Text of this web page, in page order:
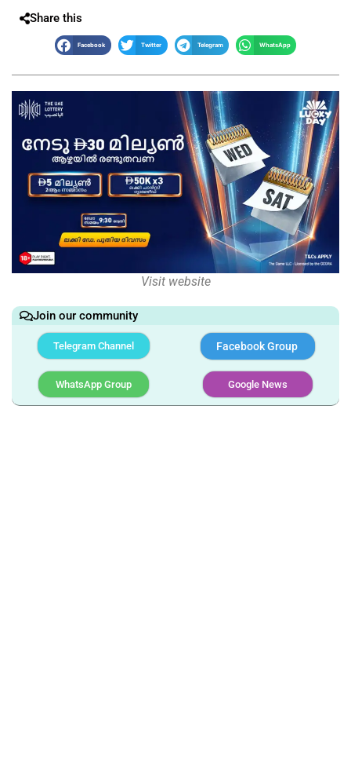
Share this
Facebook Twitter Telegram WhatsApp
Visit website
Join our community
Telegram Channel Facebook Group
WhatsApp Group Google News